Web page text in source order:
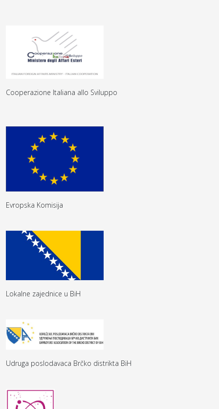
Cooperazione Italiana allo Sviluppo
Evropska Komisija
Lokalne zajednice u BiH
Udruga poslodavaca Brčko distrikta BiH